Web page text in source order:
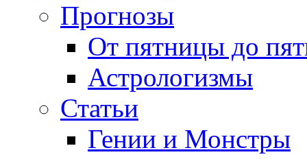
Прогнозы
От пятницы до
Астрологизмы
Статьи
Гении и Монстры